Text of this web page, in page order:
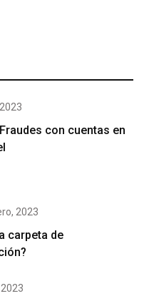
con cuentas en
2023
carpeta de